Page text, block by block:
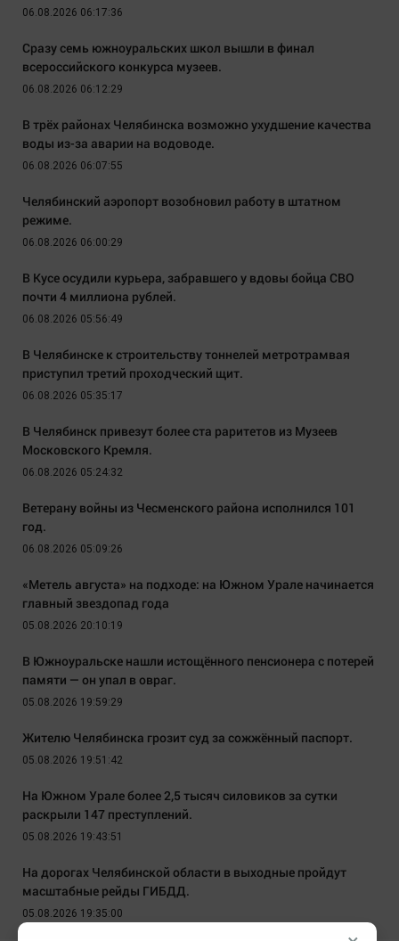
06.08.2026 06:17:36
Сразу семь южноуральских школ вышли в финал
всероссийского конкурса музеев.
06.08.2026 06:12:29
В трёх районах Челябинска возможно ухудшение качества
воды из-за аварии на водоводе.
06.08.2026 06:07:55
Челябинский аэропорт возобновил работу в штатном
режиме.
06.08.2026 06:00:29
В Кусе осудили курьера, забравшего у вдовы бойца СВО
почти 4 миллиона рублей.
06.08.2026 05:56:49
В Челябинске к строительству тоннелей метротрамвая
приступил третий проходческий щит.
06.08.2026 05:35:17
В Челябинск привезут более ста раритетов из Музеев
Московского Кремля.
06.08.2026 05:24:32
Ветерану войны из Чесменского района исполнился 101
год.
06.08.2026 05:09:26
«Метель августа» на подходе: на Южном Урале начинается
главный звездопад года
05.08.2026 20:10:19
В Южноуральске нашли истощённого пенсионера с потерей
памяти — он упал в овраг.
05.08.2026 19:59:29
Жителю Челябинска грозит суд за сожжённый паспорт.
05.08.2026 19:51:42
На Южном Урале более 2,5 тысяч силовиков за сутки
раскрыли 147 преступлений.
05.08.2026 19:43:51
На дорогах Челябинской области в выходные пройдут
масштабные рейды ГИБДД.
05.08.2026 19:35:00